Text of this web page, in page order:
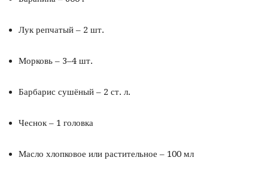
Лук репчатый – 2 шт.
Морковь – 3–4 шт.
Барбарис сушёный – 2 ст. л.
Чеснок – 1 головка
Масло хлопковое или растительное – 100 мл